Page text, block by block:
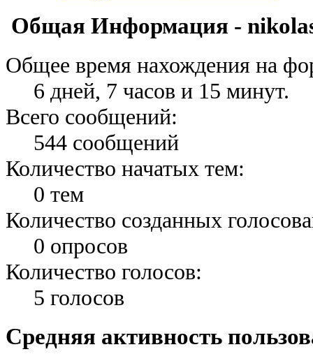
Общая Информация -
Общее время нахождения на
6 дней, 7 часов и 15 минут.
Всего сообщений:
544 сообщений
Количество начатых тем:
0 тем
Количество созданных
0 опросов
Количество голосов:
5 голосов
Средняя активность